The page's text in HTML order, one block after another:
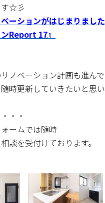
す☆彡
ーションがはじまりました
Report 17』
ノベーション計画も進んで
時更新していきたいと思
・・
ームでは随時
談を受付けております。